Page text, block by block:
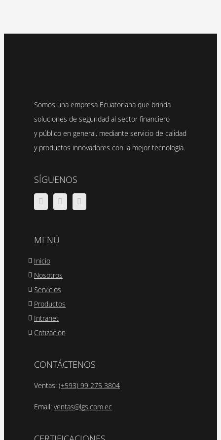
Somos una empresa Ecuatoriana que brinda
soluciones de seguridad al sector financiero
y público en general, mediante servicio de calidad
y productos innovadores con la mejor tecnología.
SÍGUENOS
MENÚ
Inicio
Nosotros
Servicios
Productos
Intranet
Cotización
CONTÁCTENOS
Ventas: (+593) 99 275 3804
Email: ventas@lgs.com.ec